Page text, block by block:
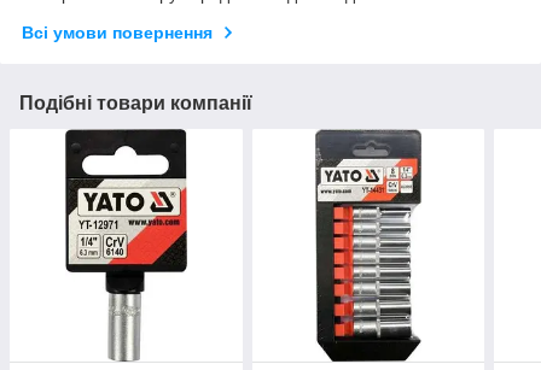
Всі умови повернення
Подібні товари компанії